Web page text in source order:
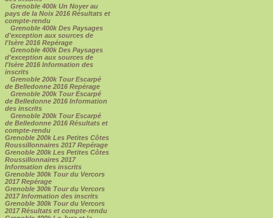
Grenoble 400k Un Noyer au
pays de la Noix 2016 Résultats et
compte-rendu
Grenoble 400k Des Paysages
d'exception aux sources de
l'Isère 2016 Repérage
Grenoble 400k Des Paysages
d'exception aux sources de
l'Isère 2016 Information des
inscrits
Grenoble 200k Tour Escarpé
de Belledonne 2016 Repérage
Grenoble 200k Tour Escarpé
de Belledonne 2016 Information
des inscrits
Grenoble 200k Tour Escarpé
de Belledonne 2016 Résultats et
compte-rendu
Grenoble 200k Les Petites Côtes
Roussillonnaires 2017 Repérage
Grenoble 200k Les Petites Côtes
Roussillonnaires 2017
Information des inscrits
Grenoble 300k Tour du Vercors
2017 Repérage
Grenoble 300k Tour du Vercors
2017 Information des inscrits
Grenoble 300k Tour du Vercors
2017 Résultats et compte-rendu